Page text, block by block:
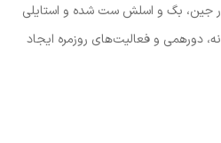
جین، بگ و اسلش ست شده و استایلی
دورهمی و فعالیت‌های روزمره ایجاد